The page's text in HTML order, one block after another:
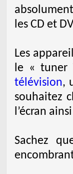
les CD et
Les
le « tuner
télévision,
souhaitez
l’écran
Sachez